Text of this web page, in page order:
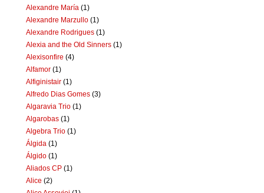
Alexandre María (1)
Alexandre Marzullo (1)
Alexandre Rodrigues (1)
Alexia and the Old Sinners (1)
Alexisonfire (4)
Alfamor (1)
Alfiginistair (1)
Alfredo Dias Gomes (3)
Algaravia Trio (1)
Algarobas (1)
Algebra Trio (1)
Álgida (1)
Álgido (1)
Aliados CP (1)
Alice (2)